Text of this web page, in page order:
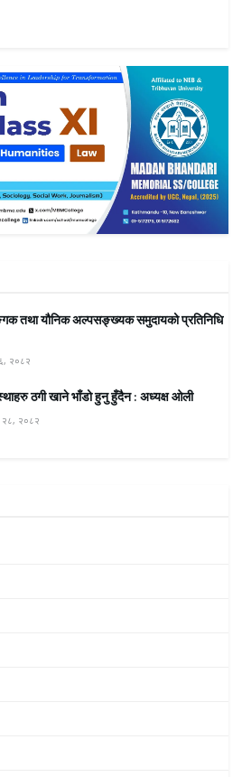
तथा यौनिक अल्पसङ्ख्यक समुदायको प्रतिनिधि
२०८२
ठगी खाने भाँडो हुनु हुँदैन : अध्यक्ष ओली
२८, २०८२